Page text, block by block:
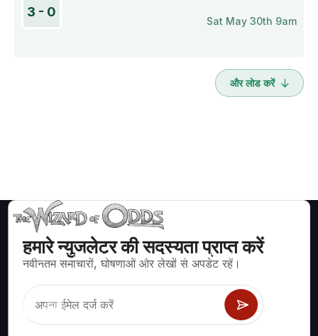
3 - 0
Sat May 30th 9am
और लोड करें
हमारे न्युजलेटर की सदस्यता प्राप्त करें
नवीनतम समाचारों, घोषणाओं और लेखों से अपडेट रहें।
ब्लैकजैक, क्रेप्स, रूलेट और अन्य सैकड़ों कैसीनो खेलों के लिए गणितीय रूप से सही